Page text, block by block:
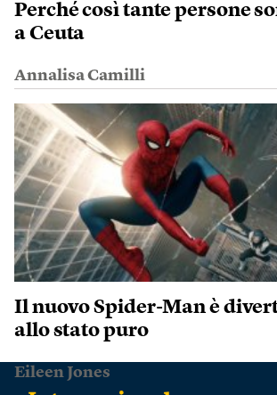
Perché così tante persone
a Ceuta
Annalisa Camilli
Il nuovo Spider-Man è
allo stato puro
Eileen Jones